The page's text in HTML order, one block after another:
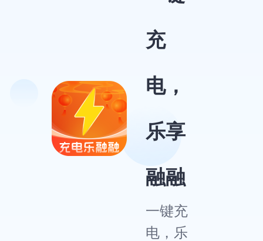
充
电，
乐享
融融
一键充
电，乐